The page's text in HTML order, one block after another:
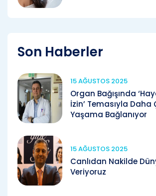
Son Haberler
15 AĞUSTOS 2025
Organ Bağışında
İzin’ Temasıyla Daha
Yaşama Bağlanıyor
15 AĞUSTOS 2025
Canlıdan Nakilde
Veriyoruz